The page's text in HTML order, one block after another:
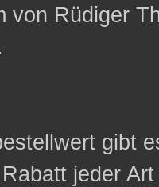
von Rüdiger
gibt
jeder